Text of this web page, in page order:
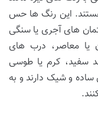
این رنگ ها حس
های آجری یا سنگی
یا معاصر، درب های
سفید، کرم یا طوسی
و شیک دارند و به